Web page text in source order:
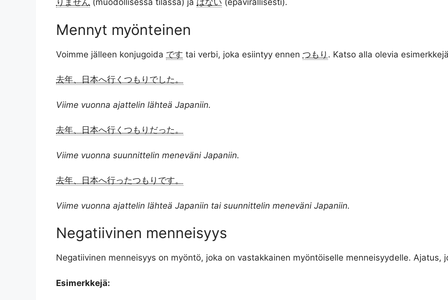
りません (muodollisessa tilassa) ja はない (epävirallisesti).
Mennyt myönteinen
Voimme jälleen konjugoida です tai verbi, joka esiintyy ennen つもり . Katso alla olevia
去年、日本へ行くつもりでした。
Viime vuonna ajattelin lähteä Japaniin.
去年、日本へ行くつもりだった。
Viime vuonna suunnittelin meneväni Japaniin.
去年、日本へ行ったつもりです。
Viime vuonna ajattelin lähteä Japaniin tai suunnittelin meneväni Japaniin.
Negatiivinen menneisyys
Negatiivinen menneisyys on myöntö, joka on vastakkainen myöntöiselle menneisyydelle. Ajatus,
Esimerkkejä: